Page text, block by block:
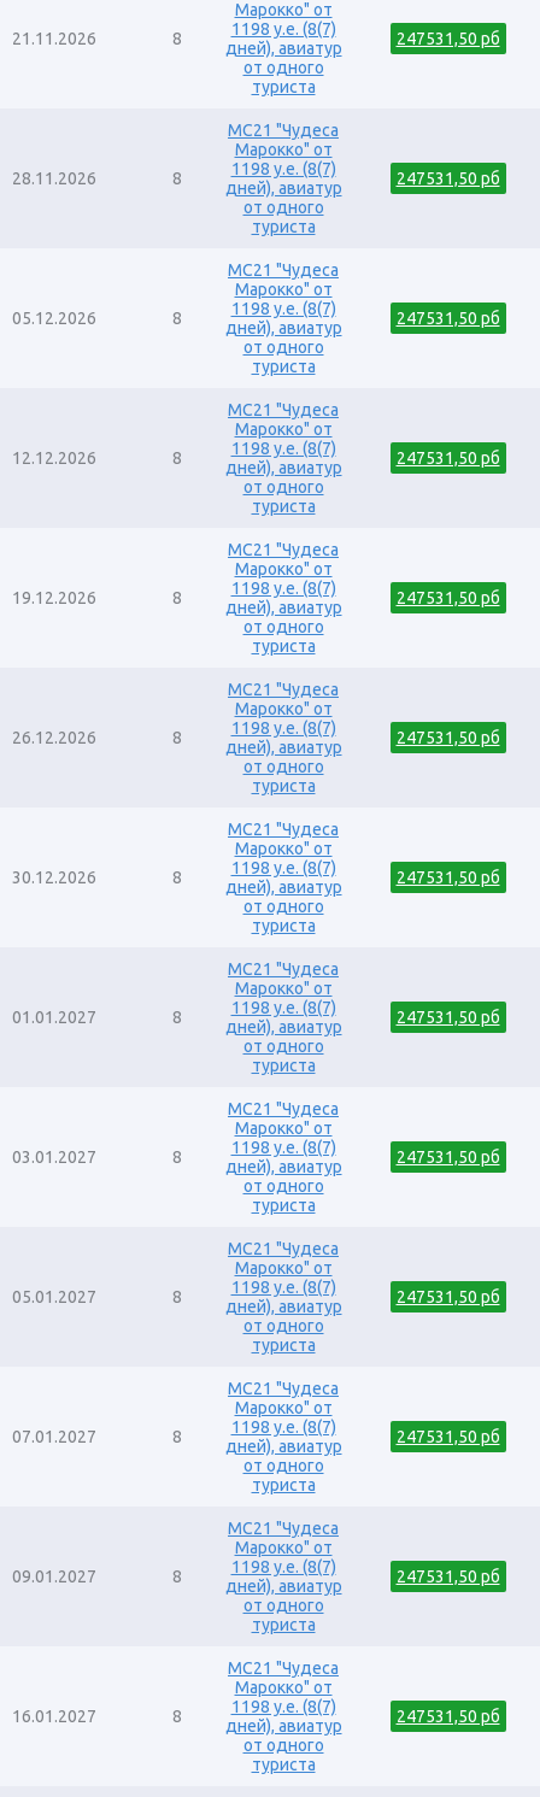
21.11.2026 8
Марокко" от
1198 у.е. (8(7)
дней), авиатур
от одного
туриста
247531,50 рб
28.11.2026 8
MC21 "Чудеса
Марокко" от
1198 у.е. (8(7)
дней), авиатур
от одного
туриста
247531,50 рб
05.12.2026 8
MC21 "Чудеса
Марокко" от
1198 у.е. (8(7)
дней), авиатур
от одного
туриста
247531,50 рб
12.12.2026 8
MC21 "Чудеса
Марокко" от
1198 у.е. (8(7)
дней), авиатур
от одного
туриста
247531,50 рб
19.12.2026 8
MC21 "Чудеса
Марокко" от
1198 у.е. (8(7)
дней), авиатур
от одного
туриста
247531,50 рб
26.12.2026 8
MC21 "Чудеса
Марокко" от
1198 у.е. (8(7)
дней), авиатур
от одного
туриста
247531,50 рб
30.12.2026 8
MC21 "Чудеса
Марокко" от
1198 у.е. (8(7)
дней), авиатур
от одного
туриста
247531,50 рб
01.01.2027 8
MC21 "Чудеса
Марокко" от
1198 у.е. (8(7)
дней), авиатур
от одного
туриста
247531,50 рб
03.01.2027 8
MC21 "Чудеса
Марокко" от
1198 у.е. (8(7)
дней), авиатур
от одного
туриста
247531,50 рб
05.01.2027 8
MC21 "Чудеса
Марокко" от
1198 у.е. (8(7)
дней), авиатур
от одного
туриста
247531,50 рб
07.01.2027 8
MC21 "Чудеса
Марокко" от
1198 у.е. (8(7)
дней), авиатур
от одного
туриста
247531,50 рб
09.01.2027 8
MC21 "Чудеса
Марокко" от
1198 у.е. (8(7)
дней), авиатур
от одного
туриста
247531,50 рб
16.01.2027 8
MC21 "Чудеса
Марокко" от
1198 у.е. (8(7)
дней), авиатур
от одного
туриста
247531,50 рб